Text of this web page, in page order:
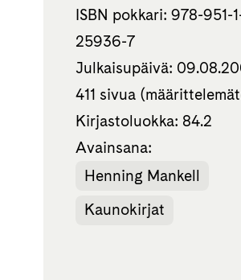
ISBN pokkari: 978-951-
25936-7
Julkaisupäivä:
411 sivua
Kirjastoluokka: 84.2
Avainsana:
Henning Mankell
Kaunokirjat